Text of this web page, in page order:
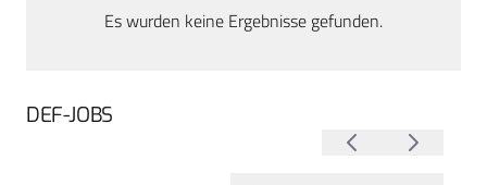
Es wurden keine Ergebnisse gefunden.
DEF-JOBS